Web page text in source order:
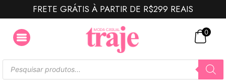
FRETE GRÁTIS À PARTIR DE R$299 REAIS
0